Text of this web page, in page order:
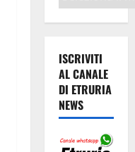
ISCRIVITI
AL CANALE
DI ETRURIA
NEWS